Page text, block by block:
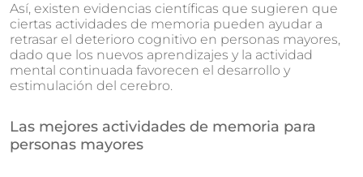
Así, existen evidencias científicas que sugieren que
ciertas actividades de memoria pueden ayudar a
retrasar el deterioro cognitivo en personas mayores,
dado que los nuevos aprendizajes y la actividad
mental continuada favorecen el desarrollo y
estimulación del cerebro.
Las mejores actividades de memoria para
personas mayores